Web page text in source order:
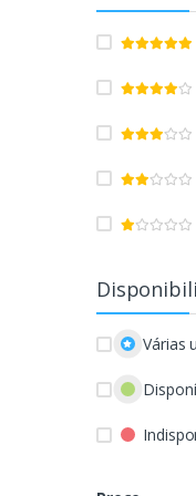
Várias